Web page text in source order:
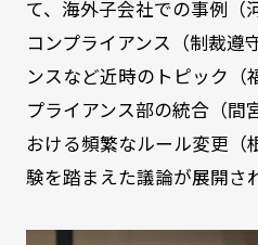
て、海外子会社での事例（
コンプライアンス（制裁遵
ンスなど近時のトピック（
プライアンス部の統合（間
おける頻繁なルール変更（
験を踏まえた議論が展開さ